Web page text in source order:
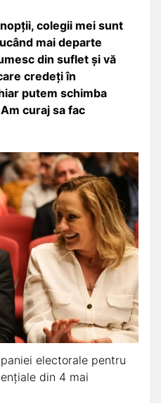
colegii mei sunt
mai departe
din suflet şi vă
credeţi în
putem schimba
curaj sa fac
electorale pentru
din 4 mai